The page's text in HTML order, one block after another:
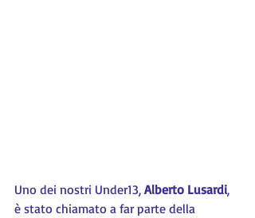
Uno dei nostri Under13, Alberto Lusardi,
è stato chiamato a far parte della